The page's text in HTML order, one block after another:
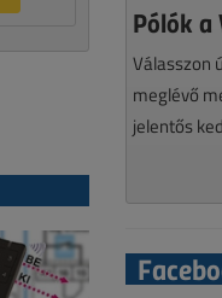
Pólók a
Válasszon
meglévő
jelentős